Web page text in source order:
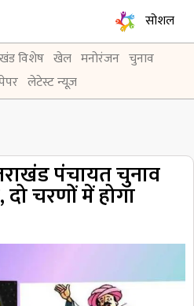
सोशल
विशेष खेल मनोरंजन चुनाव
लेटेस्ट न्यूज़
पंचायत चुनाव
चरणों में होगा